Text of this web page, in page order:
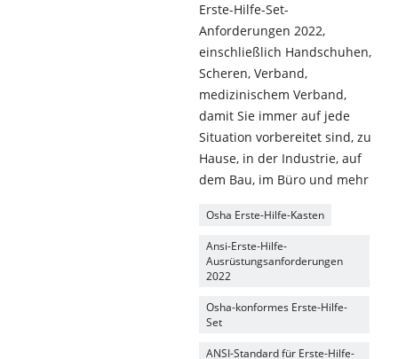
Erste-Hilfe-Set-
Anforderungen 2022,
einschließlich Handschuhen,
Scheren, Verband,
medizinischem Verband,
damit Sie immer auf jede
Situation vorbereitet sind, zu
Hause, in der Industrie, auf
dem Bau, im Büro und mehr
Osha Erste-Hilfe-Kasten
Ansi-Erste-Hilfe-
Ausrüstungsanforderungen
2022
Osha-konformes Erste-Hilfe-
Set
ANSI-Standard für Erste-Hilfe-